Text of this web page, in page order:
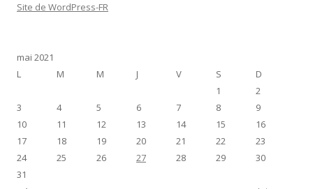
Site de WordPress-FR
mai 2021
L
M M J V S
D
1
2
3
4 5 6 7 8
9
10
11 12 13 14 15
16
17
18 19 20 21 22
23
24
25 26 27 28 29
30
31